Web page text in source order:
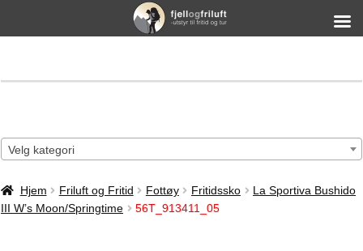
Velg kategori
Hjem Friluft og Fritid Fottøy Fritidssko
La Sportiva Bushido
III W’s Moon/Springtime
56T_913411_05